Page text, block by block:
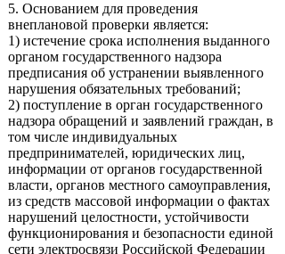
5. Основанием для проведения
внеплановой проверки является:
1) истечение срока исполнения выданного
органом государственного надзора
предписания об устранении выявленного
нарушения обязательных требований;
2) поступление в орган государственного
надзора обращений и заявлений граждан, в
том числе индивидуальных
предпринимателей, юридических лиц,
информации от органов государственной
власти, органов местного самоуправления,
из средств массовой информации о фактах
нарушений целостности, устойчивости
функционирования и безопасности единой
сети электросвязи Российской Федерации